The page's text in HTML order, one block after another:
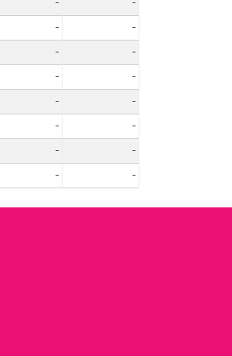
-
-
-
-
-
-
-
-
-
-
-
-
- -